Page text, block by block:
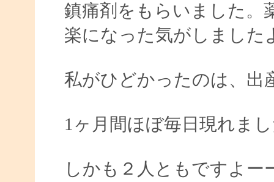
鎮痛剤をもらいました。
楽になった気がしました
私がひどかったのは、出
1ヶ月間ほぼ毎日現れま
しかも２人ともですよー